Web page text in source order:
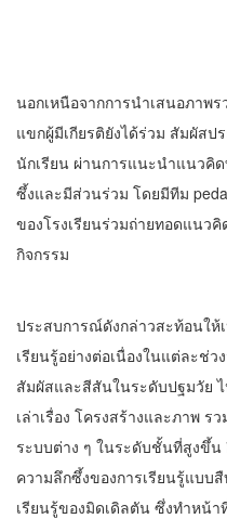
นอกเหนือจากการนำเสนอภาพ
แขกผู้มีเกียรติยังได้ร่วม สัมผัส
นักเรียน ผ่านการแนะนำแนวคิ
ซึ้งและมีส่วนร่วม โดยมีทีม
ของโรงเรียนร่วมถ่ายทอดแนว
กิจกรรม
ประสบการณ์ดังกล่าวสะท้อนให้
เรียนรู้อย่างต่อเนื่องในแต่ละช่
สัมผัสและสีสันในระดับปฐมวัย
เล่าเรื่อง โครงสร้างและภาพ ร
ระบบต่าง ๆ ในระดับชั้นที่สูงขึ้น
ความลึกซึ้งของการเรียนรู้แบบ
เรียนรู้ของมิดเดิลตัน ซึ่งทำหน้า